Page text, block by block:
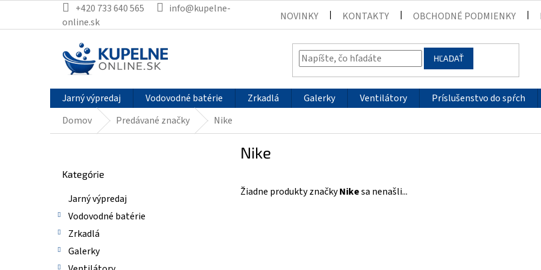
obsah
+420 733 640 565
info@kupelne-
online.sk
NOVINKY KONTAKTY OBCHODNÉ PODMIENKY
HĽADAŤ
Jarný výpredaj Vodovodné batérie Zrkadlá Galerky Ventilátory Príslušenstvo do spŕch
Domov
Predávané značky Nike
kategórie
Kategórie
Jarný výpredaj
Vodovodné batérie
Zrkadlá
Galerky
Nike
Žiadne produkty značkyNikesa nenašli...